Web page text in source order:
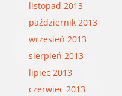
listopad 2013
październik 2013
wrzesień 2013
sierpień 2013
lipiec 2013
czerwiec 2013